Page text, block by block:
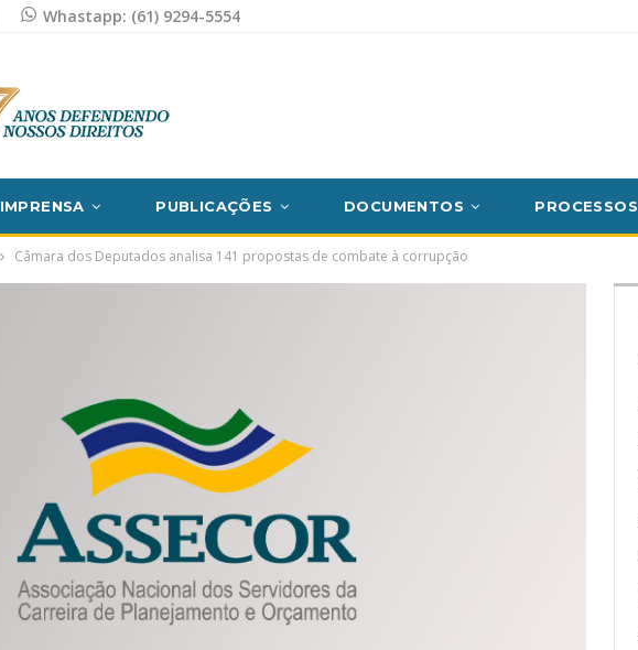
Whastapp: (61) 9294-5554
IMPRENSA PUBLICAÇÕES DOCUMENTOS PROCESSOS
Câmara dos Deputados analisa 141 propostas de combate à corrupção